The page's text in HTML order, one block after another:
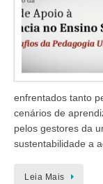
enfrentados tanto
cenários de
pelos gestores da
sustentabilidade a
Leia Mais